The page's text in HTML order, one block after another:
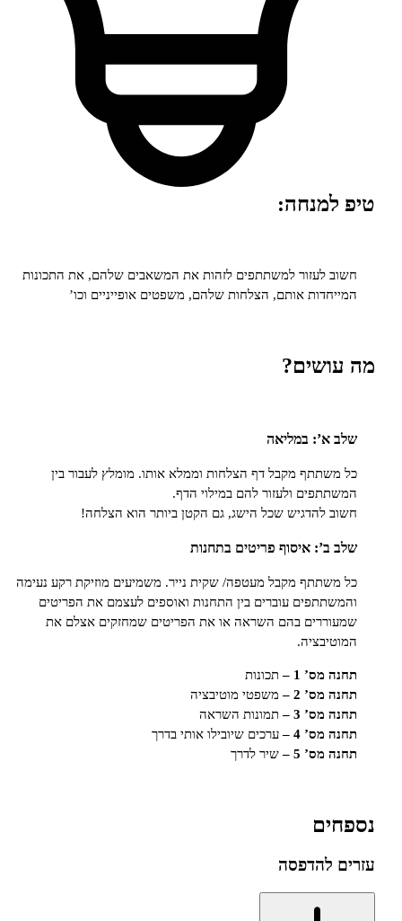
לעזור למשתתפים לזהות את המשאבים שלהם, את התכונות
אותם, הצלחות שלהם, משפטים אופייניים וכו’
במליאה
מקבל דף הצלחות וממלא אותו. מומלץ לעבור בין
ולעזור להם במילוי הדף.
להדגיש שכל הישג, גם הקטן ביותר הוא הצלחה!
איסוף פריטים בתחנות
מקבל מעטפה/ שקית נייר. משמיעים מוזיקת רקע נעימה
עוברים בין התחנות ואוספים לעצמם את הפריטים
בהם השראה או את הפריטים שמחזקים אצלם את
תכונות
משפטי מוטיבציה
תמונות השראה
ערכים שיובילו אותי בדרך
שיר לדרך